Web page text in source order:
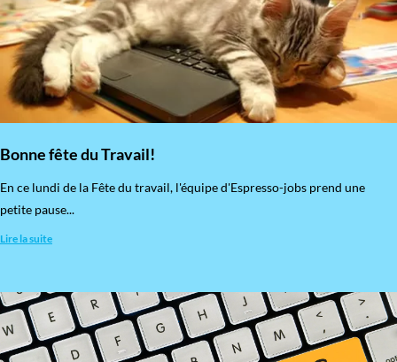
Bonne fête du Travail!
En ce lundi de la Fête du travail, l'équipe d'Espresso-jobs prend une
petite pause...
Lire la suite